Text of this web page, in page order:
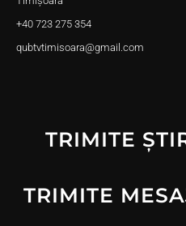
+40 723 275 354
qubtvtimisoara@gmail.com
TRIMITE
TRIMITE